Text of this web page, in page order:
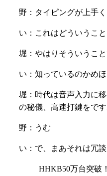
野：タイピングが上手
い：これはどういうこ
堀：やはりそういうこ
い：知っているのかめほ
堀：時代は音声入力に
の秘儀、高速打鍵をで
野：うむ
い：で、まあそれは冗
HHKB50万台突破！